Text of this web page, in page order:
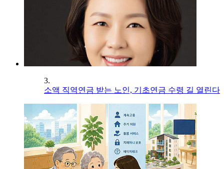
3.
소액 직역연금 받는 노인, 기초연금 수령 길 열린다